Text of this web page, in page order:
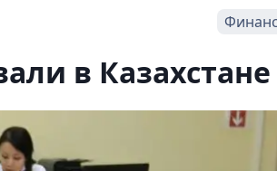
в Казахстане